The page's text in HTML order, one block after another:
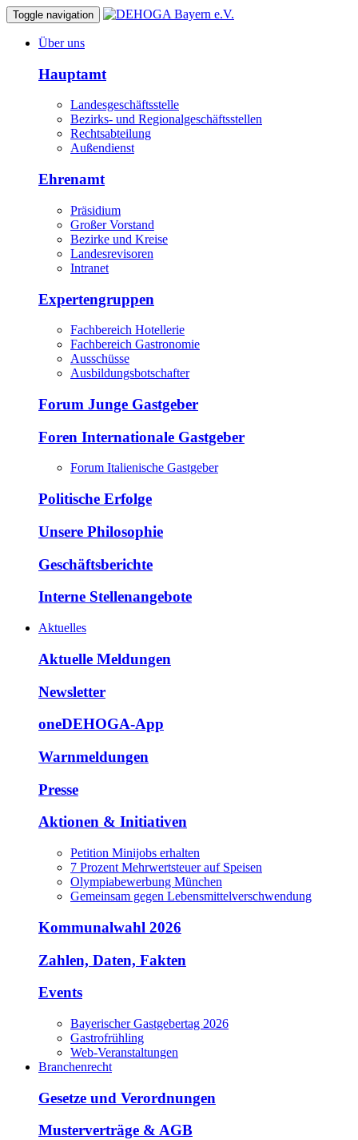
Toggle navigation
Über uns
Hauptamt
Landesgeschäftsstelle
Bezirks- und Regionalgeschäftsstellen
Rechtsabteilung
Außendienst
Ehrenamt
Präsidium
Großer Vorstand
Bezirke und Kreise
Landesrevisoren
Intranet
Expertengruppen
Fachbereich Hotellerie
Fachbereich Gastronomie
Ausschüsse
Ausbildungsbotschafter
Forum Junge Gastgeber
Foren Internationale Gastgeber
Forum Italienische Gastgeber
Politische Erfolge
Unsere Philosophie
Geschäftsberichte
Interne Stellenangebote
Aktuelles
Aktuelle Meldungen
Newsletter
oneDEHOGA-App
Warnmeldungen
Presse
Aktionen & Initiativen
Petition Minijobs erhalten
7 Prozent Mehrwertsteuer auf Speisen
Olympiabewerbung München
Gemeinsam gegen Lebensmittelverschwendung
Kommunalwahl 2026
Zahlen, Daten, Fakten
Events
Bayerischer Gastgebertag 2026
Gastrofrühling
Web-Veranstaltungen
Branchenrecht
Gesetze und Verordnungen
Musterverträge & AGB